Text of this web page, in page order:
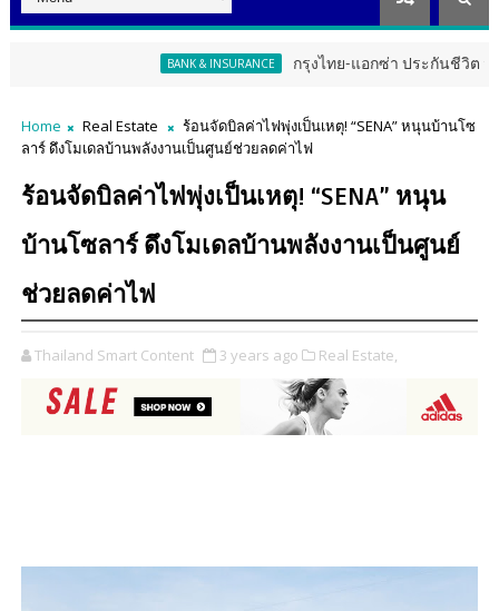
BANK & INSURANCE กรุงไทย-แอกซ่า ประกันชีวิต จัดงาน ERD
Home Real Estate
ร้อนจัดบิลค่าไฟพุ่งเป็นเหตุ! “SENA” หนุนบ้านโซ
ลาร์ ดึงโมเดลบ้านพลังงานเป็นศูนย์ช่วยลดค่าไฟ
ร้อนจัดบิลค่าไฟพุ่งเป็นเหตุ! “SENA” หนุน
บ้านโซลาร์ ดึงโมเดลบ้านพลังงานเป็นศูนย์
ช่วยลดค่าไฟ
Thailand Smart Content 3 years ago Real Estate,